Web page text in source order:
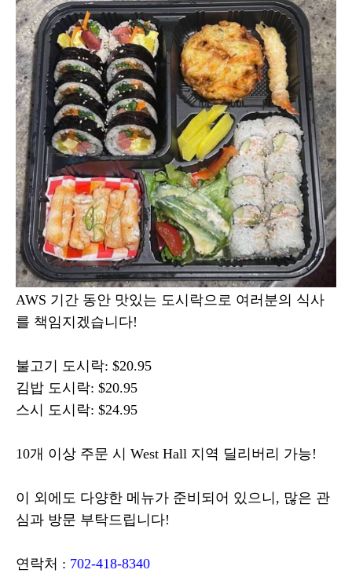
AWS 기간 동안 맛있는 도시락으로 여러분의 식사
를 책임지겠습니다!
불고기 도시락: $20.95
김밥 도시락: $20.95
스시 도시락: $24.95
10개 이상 주문 시 West Hall 지역 딜리버리 가능!
이 외에도 다양한 메뉴가 준비되어 있으니, 많은 관
심과 방문 부탁드립니다!
연락처 : 702-418-8340